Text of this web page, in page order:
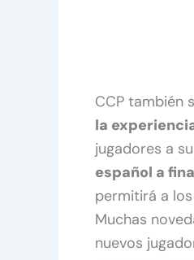
CCP también
la
jugadores a
español a
permitirá a los
Muchas
nuevos